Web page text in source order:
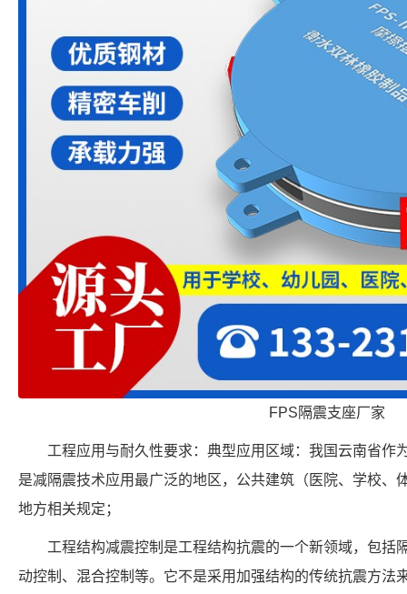
FPS隔震支座厂家
工程应用与耐久性要求：典型应用区域：我国云南省作
是减隔震技术应用最广泛的地区，公共建筑（医院、学校、
地方相关规定；
工程结构减震控制是工程结构抗震的一个新领域，包括
动控制、混合控制等。它不是采用加强结构的传统抗震方法